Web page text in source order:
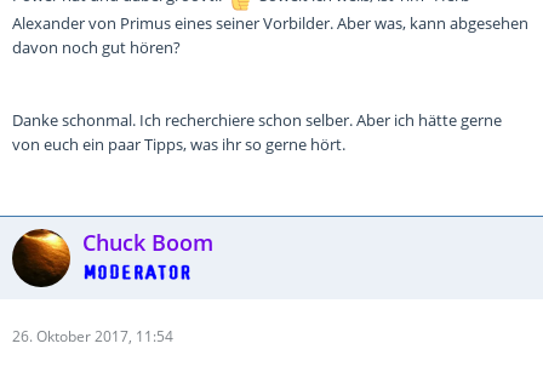
Alexander von Primus eines seiner Vorbilder. Aber was, kann abgesehen
davon noch gut hören?
Danke schonmal. Ich recherchiere schon selber. Aber ich hätte gerne
von euch ein paar Tipps, was ihr so gerne hört.
Chuck Boom
26. Oktober 2017, 11:54